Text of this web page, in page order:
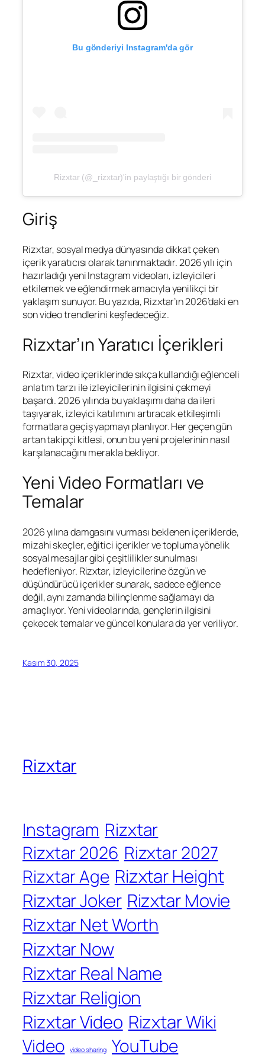
Bu gönderiyi Instagram'da gör
Rizxtar (@_rizxtar)'in paylaştığı bir gönderi
Giriş
Rizxtar, sosyal medya dünyasında dikkat çeken
içerik yaratıcısı olarak tanınmaktadır. 2026 yılı için
hazırladığı yeni Instagram videoları, izleyicileri
etkilemek ve eğlendirmek amacıyla yenilikçi bir
yaklaşım sunuyor. Bu yazıda, Rizxtar’ın 2026’daki en
son video trendlerini keşfedeceğiz.
Rizxtar’ın Yaratıcı İçerikleri
Rizxtar, video içeriklerinde sıkça kullandığı eğlenceli
anlatım tarzı ile izleyicilerinin ilgisini çekmeyi
başardı. 2026 yılında bu yaklaşımı daha da ileri
taşıyarak, izleyici katılımını artıracak etkileşimli
formatlara geçiş yapmayı planlıyor. Her geçen gün
artan takipçi kitlesi, onun bu yeni projelerinin nasıl
karşılanacağını merakla bekliyor.
Yeni Video Formatları ve
Temalar
2026 yılına damgasını vurması beklenen içeriklerde,
mizahi skeçler, eğitici içerikler ve topluma yönelik
sosyal mesajlar gibi çeşitlilikler sunulması
hedefleniyor. Rizxtar, izleyicilerine özgün ve
düşündürücü içerikler sunarak, sadece eğlence
değil, aynı zamanda bilinçlenme sağlamayı da
amaçlıyor. Yeni videolarında, gençlerin ilgisini
çekecek temalar ve güncel konulara da yer veriliyor.
Kasım 30, 2025
Rizxtar
Instagram Rizxtar
Rizxtar 2026 Rizxtar 2027
Rizxtar Age Rizxtar Height
Rizxtar Joker Rizxtar Movie
Rizxtar Net Worth
Rizxtar Now
Rizxtar Real Name
Rizxtar Religion
Rizxtar Video Rizxtar Wiki
Video video sharing YouTube